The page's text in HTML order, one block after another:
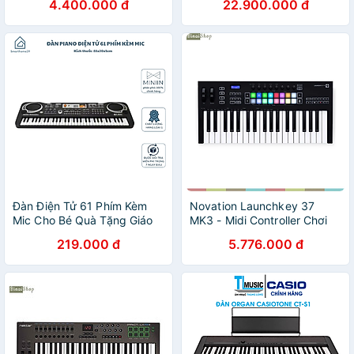
400 ÂM , 77 ĐIỆU USB-MIDI
PHÙ HỢP NGƯỜI MỚI BẮT
ĐẦU
4.400.000 đ
Hàng Chính Hãng
22.900.000 đ
Đàn Điện Tử 61 Phím Kèm
Mic Cho Bé Quà Tặng Giáo
HÃNG MINIIN219.000 đ
Novation Launchkey 37
MK3 - Midi Controller Chơi
Hàng chính hãng
5.776.000 đ